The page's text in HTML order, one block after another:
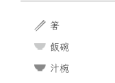
箸
飯碗
汁椀